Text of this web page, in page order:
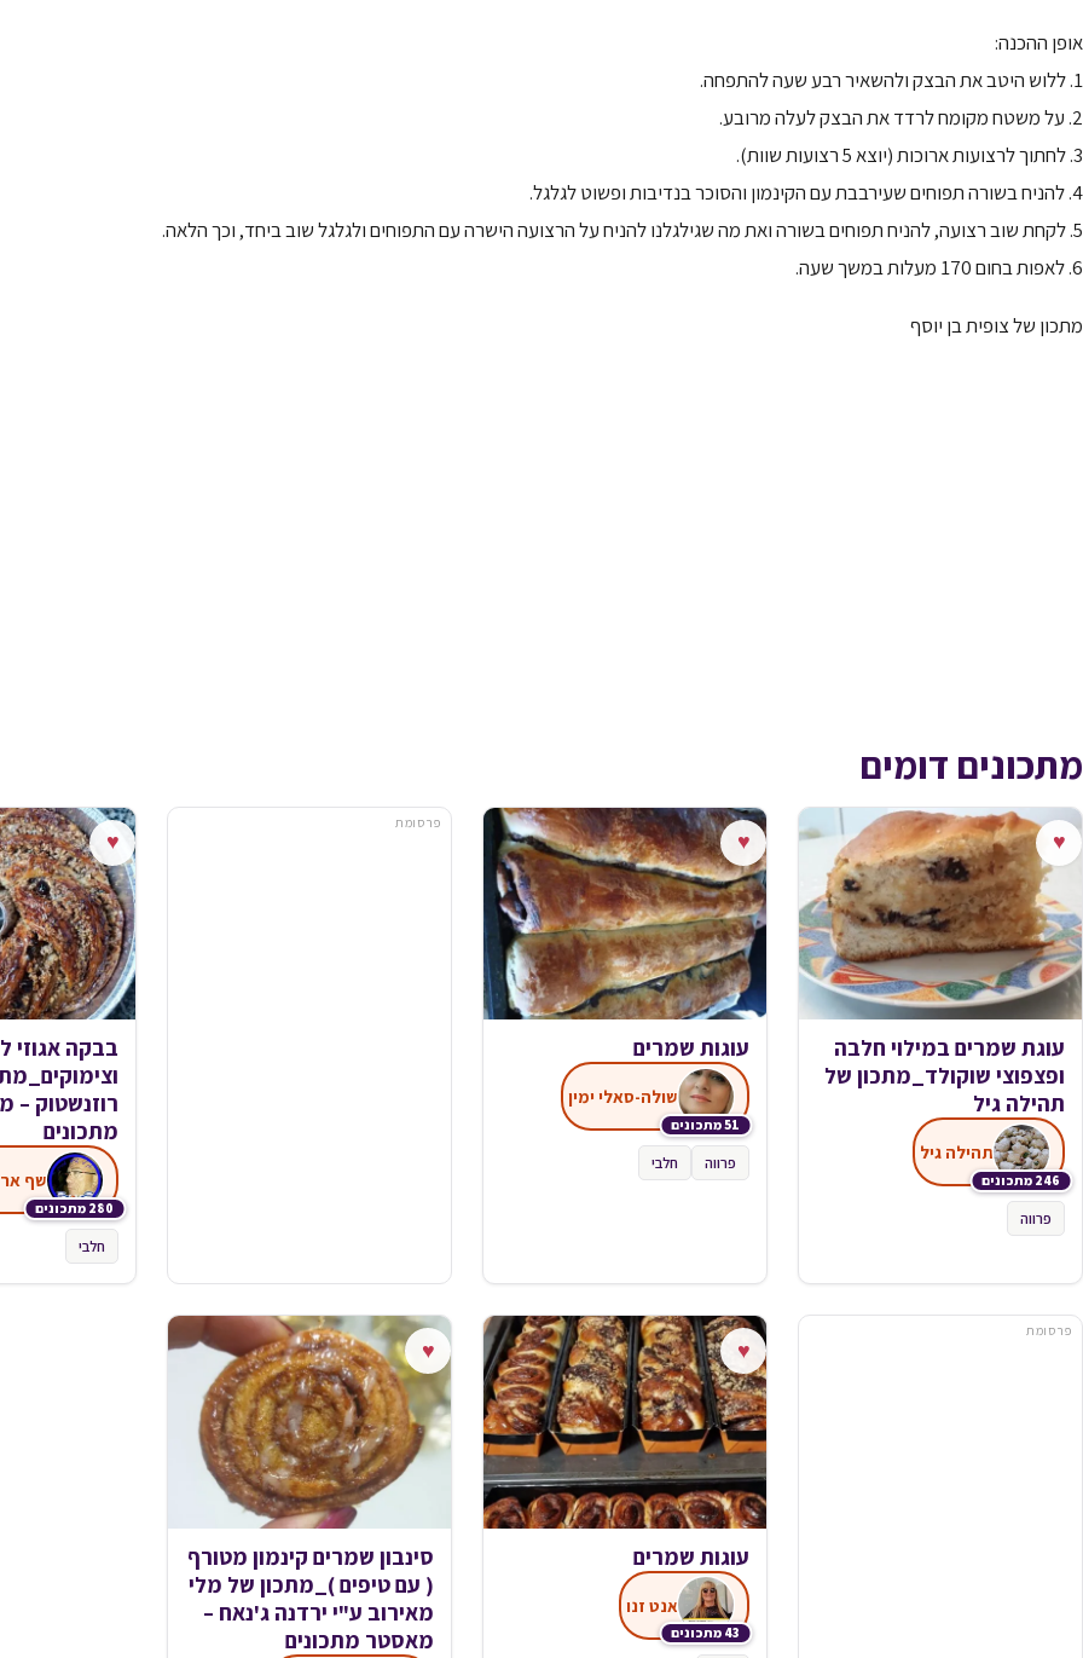
אופן ההכנה:
1. ללוש היטב את הבצק ולהשאיר רבע שעה להתפחה.
2. על משטח מקומח לרדד את הבצק לעלה מרובע.
3. לחתוך לרצועות ארוכות (יוצא 5 רצועות שוות).
4. להניח בשורה תפוחים שעירבבת עם הקינמון והסוכר בנדיבות ופשוט לגלגל.
5. לקחת שוב רצועה, להניח תפוחים בשורה ואת מה שגילגלנו להניח על הרצועה הישרה עם התפוחים ולגלגל שוב ביחד, וכך הלאה.
6. לאפות בחום 170 מעלות במשך שעה.
מתכון של צופית בן יוסף
מתכונים דומים
♥
עוגת שמרים במילוי חלבה
ופצפוצי שוקולד_מתכון של
תהילה גיל
246 מתכונים
תהילה גיל
פרווה
♥
עוגות שמרים
51 מתכונים
שולה-סאלי ימין
פרווה חלבי
פרסומת
♥
בבקה אגוזי
רוזנשטוק –
מתכונים
280 מתכונים
שף
חלבי
פרסומת
♥
עוגות שמרים
43 מתכונים
אנט זנו
♥
סינבון שמרים קינמון מטורף
( עם טיפים )_מתכון של מלי
מאירוב ע"י ירדנה ג'נאח –
מאסטר מתכונים